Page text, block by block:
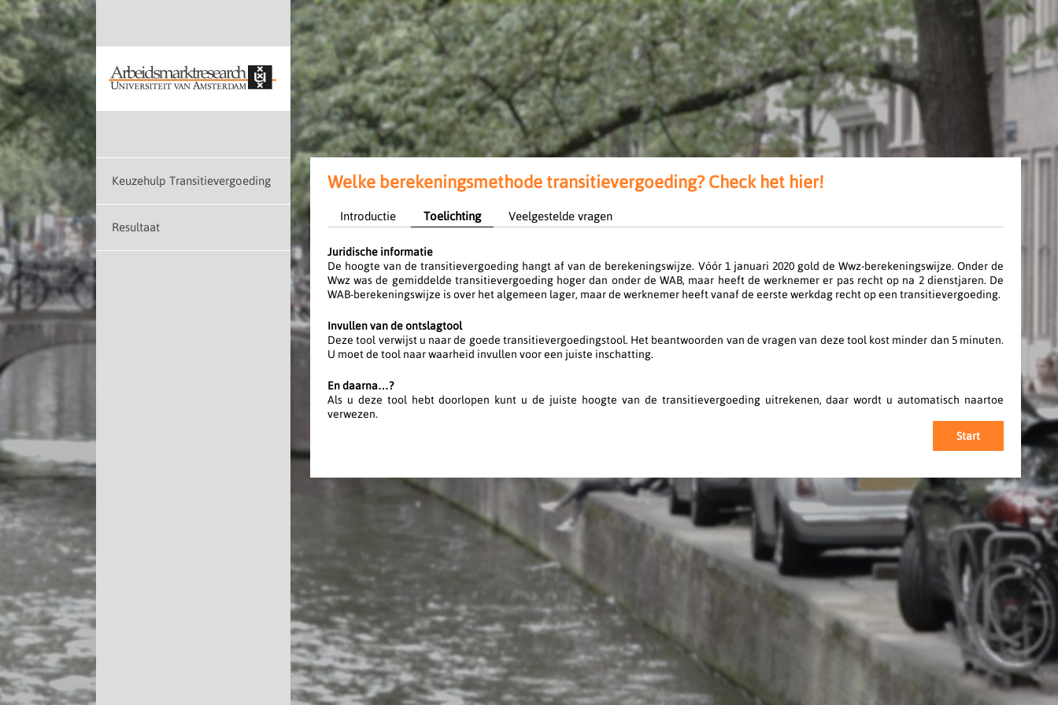
Keuzehulp Transitievergoeding
Resultaat
Welke berekeningsmethode transitievergoeding? Check het hier!
Introductie Toelichting Veelgestelde vragen
Juridische informatie
De hoogte van de transitievergoeding hangt af van de berekeningswijze. Vóór 1 januari 2020 gold de Wwz-berekeningswijze. Onder de
Wwz was de gemiddelde transitievergoeding hoger dan onder de WAB, maar heeft de werknemer er pas recht op na 2 dienstjaren. De
WAB-berekeningswijze is over het algemeen lager, maar de werknemer heeft vanaf de eerste werkdag recht op een transitievergoeding.
Invullen van de ontslagtool
Deze tool verwijst u naar de goede transitievergoedingstool. Het beantwoorden van de vragen van deze tool kost minder dan 5 minuten.
U moet de tool naar waarheid invullen voor een juiste inschatting.
En daarna…?
Als u deze tool hebt doorlopen kunt u de juiste hoogte van de transitievergoeding uitrekenen, daar wordt u automatisch naartoe
verwezen.
Start